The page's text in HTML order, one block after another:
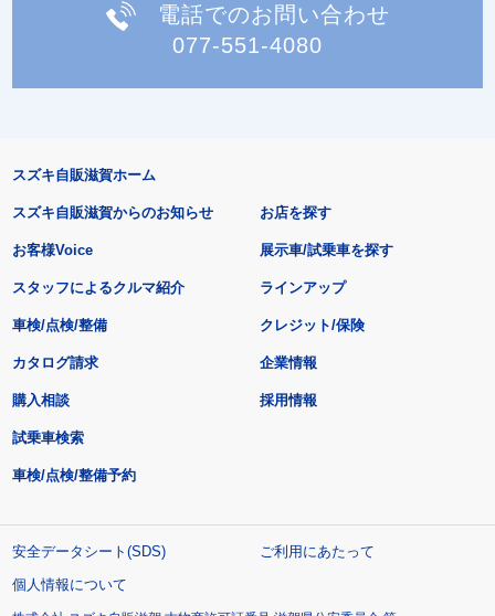
電話でのお問い合わせ
077-551-4080
スズキ自販滋賀ホーム
スズキ自販滋賀からのお知らせ
お客様Voice
スタッフによるクルマ紹介
お店を探す
展示車/試乗車を探す
ラインアップ
車検/点検/整備 クレジット/保険
カタログ請求
購入相談
試乗車検索
車検/点検/整備予約
企業情報
採用情報
安全データシート(SDS)
ご利用にあたって
個人情報について